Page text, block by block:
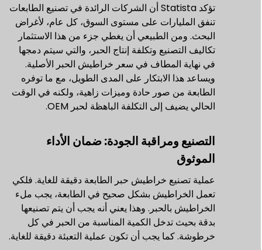
تؤكد Statista أن الشركات الرائدة في تصنيع الطابعات
تنفق المليارات على مستوى السوق، كل عام، لأغراض
البحث. ومن الطبيعي أن يغطي جزء من هذا الاستثمار
تكاليف التصنيع وتكلفة إنتاج الحبر، والتي سيتم دمجها
في نهاية المطاف في سعر خراطيش الحبر الأصلية.
ويساعد هذا الابتكار على المدى الطويل، مع ما توفره
الطابعة من صور حادة وميزات زاهية، ولكنه في الوقت
الحالي يضيف إلى التكلفة الباهظة لحبر OEM.
التصنيع ومراقبة الجودة: ضمان الأداء
الموثوق
عملية تصنيع خراطيش حبر الطابعة دقيقة للغاية. فلكي
تعمل الخراطيش بشكل صحيح في الطابعة، يجب ملء
الخراطيش بالحبر. وهذا يعني أنه يجب أن يتم تصنيعها
بدقة بحيث تدخل الكمية المناسبة من الحبر في كل
خرطوشة. كما يجب أن تكون عملية التعبئة دقيقة للغاية.